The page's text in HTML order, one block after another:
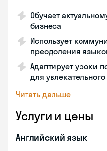
Обучает
бизнеса
Использует
преодоления
Адаптирует уроки
для
Читать дальше
Услуги и цены
Английский язык